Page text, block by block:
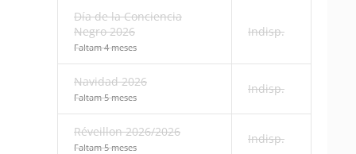
Día de la Conciencia
Negro 2026
Faltam 4 meses
Indisp.
Navidad 2026
Faltam 5 meses
Indisp.
Réveillon 2026/2026
Faltam 5 meses
Indisp.